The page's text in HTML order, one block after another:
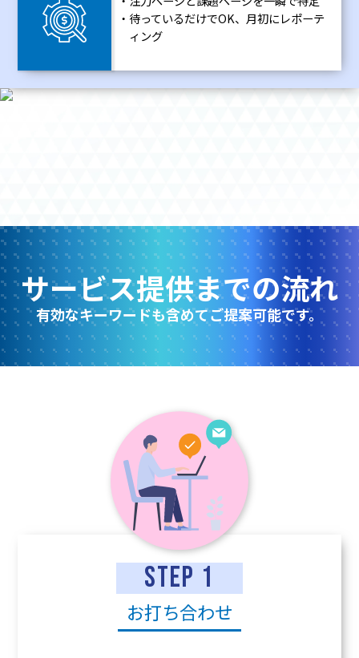
待っているだけでOK、月初にレポーテ
ィング
サービス提供までの流れ
有効なキーワードも含めてご提案可能です。
STEP 1
お打ち合わせ